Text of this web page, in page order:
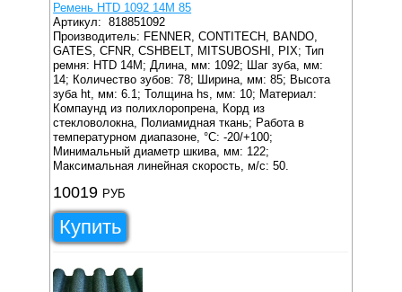
Ремень HTD 1092 14M 85
Артикул:818851092
Производитель: FENNER, CONTITECH, BANDO,
GATES, CFNR, CSHBELT, MITSUBOSHI, PIX; Тип
ремня: HTD 14M; Длина, мм: 1092; Шаг зуба, мм:
14; Количество зубов: 78; Ширина, мм: 85; Высота
зуба ht, мм: 6.1; Толщина hs, мм: 10; Материал:
Компаунд из полихлоропрена, Корд из
стекловолокна, Полиамидная ткань; Работа в
температурном диапазоне, °C: -20/+100;
Минимальный диаметр шкива, мм: 122;
Максимальная линейная скорость, м/с: 50.
10019 РУБ
Купить